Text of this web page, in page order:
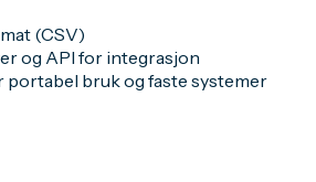
(CSV)
og API for integrasjon
portabel bruk og faste systemer